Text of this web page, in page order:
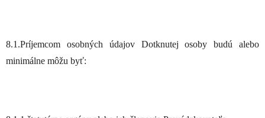
8.1.Príjemcom osobných údajov Dotknutej osoby budú alebo
minimálne môžu byť: